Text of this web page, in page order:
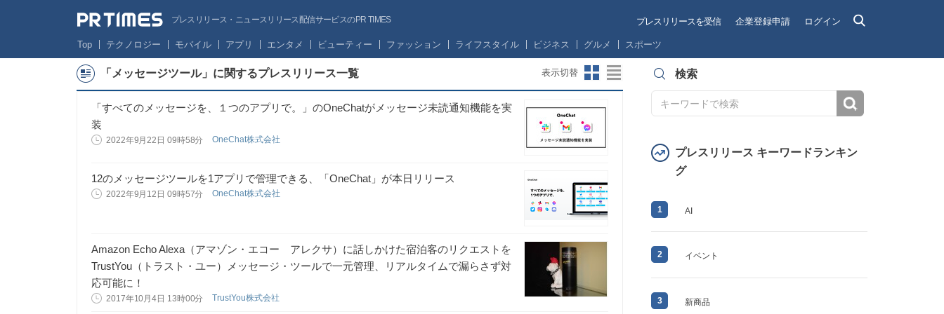
プレスリリース・ニュースリリース配信サービスのPR TIMES プレスリリースを受信 企業登録申請 ログイン
Top テクノロジー モバイル アプリ エンタメ ビューティー ファッション ライフスタイル ビジネス グルメ スポーツ
「メッセージツール」に関するプレスリリース一覧 表示切替
「すべてのメッセージを、１つのアプリで。」のOneChatがメッセージ未読通知機能を実
装
2022年9月22日 09時58分 OneChat株式会社
12のメッセージツールを1アプリで管理できる、「OneChat」が本日リリース
2022年9月12日 09時57分 OneChat株式会社
Amazon Echo Alexa（アマゾン・エコー アレクサ）に話しかけた宿泊客のリクエストを
TrustYou（トラスト・ユー）メッセージ・ツールで一元管理、リアルタイムで漏らさず対
応可能に！
2017年10月4日 13時00分 TrustYou株式会社
検索
プレスリリース キーワードランキン
グ
1 AI
2 イベント
3 新商品